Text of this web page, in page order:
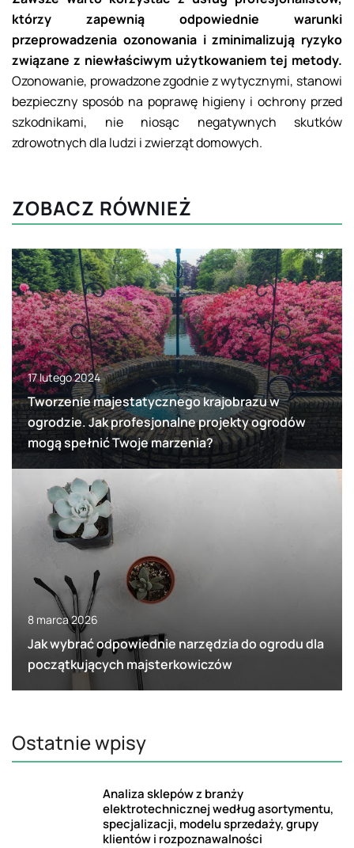
którzy zapewnią odpowiednie warunki
przeprowadzenia ozonowania i zminimalizują ryzyko
związane z niewłaściwym użytkowaniem tej metody.
Ozonowanie, prowadzone zgodnie z wytycznymi, stanowi
bezpieczny sposób na poprawę higieny i ochrony przed
szkodnikami, nie niosąc negatywnych skutków
zdrowotnych dla ludzi i zwierząt domowych.
ZOBACZ RÓWNIEŻ
17 lutego 2024
Tworzenie majestatycznego krajobrazu w
ogrodzie. Jak profesjonalne projekty ogrodów
mogą spełnić Twoje marzenia?
8 marca 2026
Jak wybrać odpowiednie narzędzia do ogrodu dla
początkujących majsterkowiczów
Ostatnie wpisy
Analiza sklepów z branży
elektrotechnicznej według asortymentu,
specjalizacji, modelu sprzedaży, grupy
klientów i rozpoznawalności